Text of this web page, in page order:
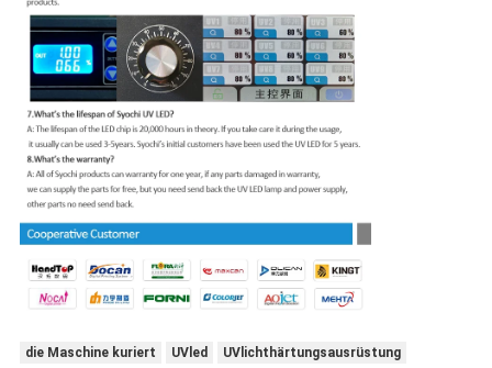
die Maschine kuriert UVled UVlichthärtungsausrüstung